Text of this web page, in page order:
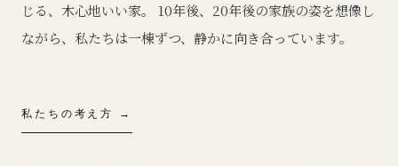
じる、木心地いい家。 10年後、20年後の家族の姿を想像し
ながら、私たちは一棟ずつ、静かに向き合っています。
私たちの考え方 →